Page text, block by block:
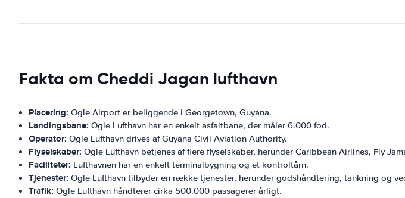
Fakta om Cheddi Jagan lufthavn
Placering: Ogle Airport er beliggende i Georgetown, Guyana.
Landingsbane: Ogle Lufthavn har en enkelt asfaltbane, der måler 6.000 fod.
Operator: Ogle Lufthavn drives af Guyana Civil Aviation Authority.
Flyselskaber: Ogle Lufthavn betjenes af flere flyselskaber, herunder Caribbean Airlines, Fly
Faciliteter: Lufthavnen har en enkelt terminalbygning og et kontroltårn.
Tjenester: Ogle Lufthavn tilbyder en række tjenester, herunder godshåndtering, tankning og
Trafik: Ogle Lufthavn håndterer cirka 500.000 passagerer årligt.